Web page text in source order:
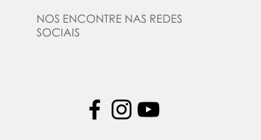
NOS ENCONTRE NAS REDES
SOCIAIS